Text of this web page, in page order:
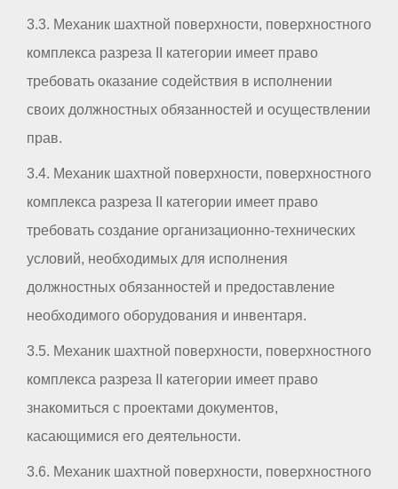
3.3. Механик шахтной поверхности, поверхностного
комплекса разреза II категории имеет право
требовать оказание содействия в исполнении
своих должностных обязанностей и осуществлении
прав.
3.4. Механик шахтной поверхности, поверхностного
комплекса разреза II категории имеет право
требовать создание организационно-технических
условий, необходимых для исполнения
должностных обязанностей и предоставление
необходимого оборудования и инвентаря.
3.5. Механик шахтной поверхности, поверхностного
комплекса разреза II категории имеет право
знакомиться с проектами документов,
касающимися его деятельности.
3.6. Механик шахтной поверхности, поверхностного